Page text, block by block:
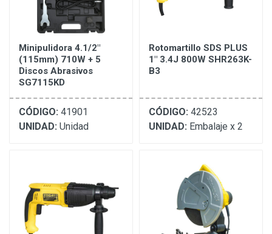
Minipulidora 4.1/2"
(115mm) 710W + 5
Discos Abrasivos
SG7115KD
CÓDIGO: 41901
UNIDAD: Unidad
Rotomartillo SDS PLUS
1" 3.4J 800W SHR263K-
B3
CÓDIGO: 42523
UNIDAD: Embalaje x 2